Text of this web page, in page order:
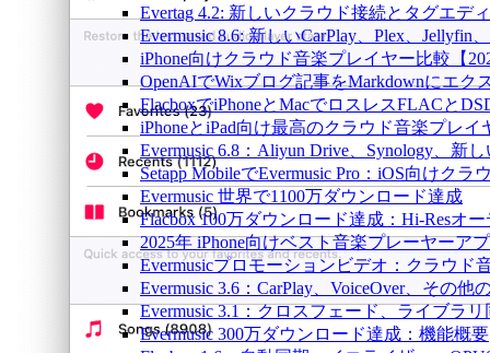
Evertag 4.2: 新しいクラウド接続とタグエデ
Evermusic 8.6: 新しいCarPlay、Plex、Jellyfin
iPhone向けクラウド音楽プレイヤー比較【
OpenAIでWixブログ記事をMarkdownにエク
FlacboxでiPhoneとMacでロスレスFLACと
iPhoneとiPad向け最高のクラウド音楽プレイ
Evermusic 6.8：Aliyun Drive、Synology、新
Setapp MobileでEvermusic Pro：iOS向けクラ
Evermusic 世界で1100万ダウンロード達成
Flacbox 100万ダウンロード達成：Hi-Resオ
2025年 iPhone向けベスト音楽プレーヤーア
Evermusicプロモーションビデオ：クラウド
Evermusic 3.6：CarPlay、VoiceOver、その他
Evermusic 3.1：クロスフェード、ライブラ
Evermusic 300万ダウンロード達成：機能概要